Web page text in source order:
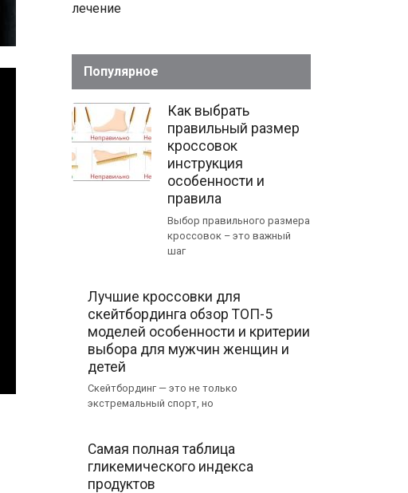
лечение
Популярное
Как выбрать
правильный размер
кроссовок
инструкция
особенности и
правила
Выбор правильного размера
кроссовок – это важный
шаг
Лучшие кроссовки для
скейтбординга обзор ТОП-5
моделей особенности и критерии
выбора для мужчин женщин и
детей
Скейтбординг — это не только
экстремальный спорт, но
Самая полная таблица
гликемического индекса
продуктов